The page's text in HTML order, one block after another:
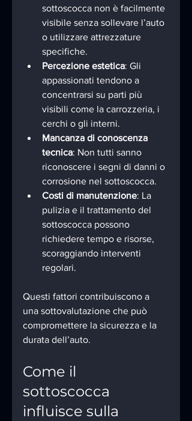
sottoscocca non è facilmente
visibile senza sollevare l’auto
o utilizzare attrezzature
specifiche.
Percezione estetica: Gli
appassionati tendono a
concentrarsi su parti più
visibili come la carrozzeria, i
cerchi o gli interni.
Mancanza di conoscenza
tecnica: Non tutti sanno
riconoscere i segni di danni o
corrosione nel sottoscocca.
Costi di manutenzione: La
pulizia e il trattamento del
sottoscocca possono
richiedere tempo e risorse,
scoraggiando interventi
regolari.
Questi fattori contribuiscono a
una sottovalutazione che può
compromettere la sicurezza e la
durata dell’auto.
Come il
sottoscocca
influisce sulla